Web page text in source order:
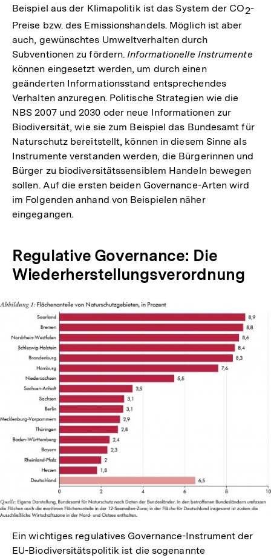
Beispiel aus der Klimapolitik ist das System der CO2-
Preise bzw. des Emissionshandels. Möglich ist aber
auch, gewünschtes Umweltverhalten durch
Subventionen zu fördern.Informationelle Instrumente
können eingesetzt werden, um durch einen
geänderten Informationsstand entsprechendes
Verhalten anzuregen. Politische Strategien wie die
NBS 2007 und 2030 oder neue Informationen zur
Biodiversität, wie sie zum Beispiel das Bundesamt für
Naturschutz bereitstellt, können in diesem Sinne als
Instrumente verstanden werden, die Bürgerinnen und
Bürger zu biodiversitätssensiblem Handeln bewegen
sollen. Auf die ersten beiden Governance-Arten wird
im Folgenden anhand von Beispielen näher
eingegangen.
Regulative Governance: Die
Wiederherstellungsverordnung
Ein wichtiges regulatives Governance-Instrument der
EU-Biodiversitätspolitik ist die sogenannte